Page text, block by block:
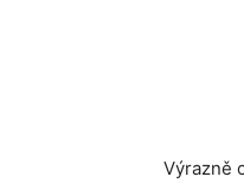
Výrazně